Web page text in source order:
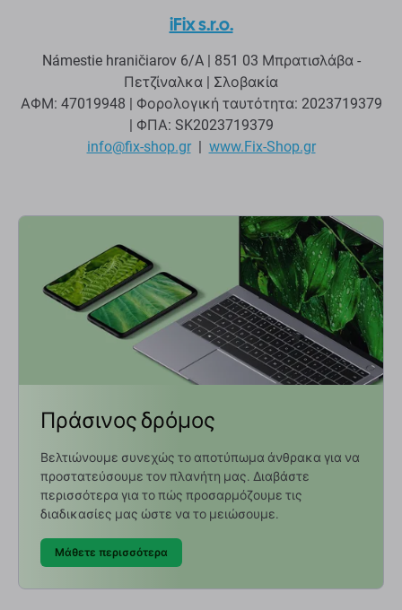
iFix s.r.o.
Námestie hraničiarov 6/A | 851 03 Μπρατισλάβα -
Πετζίναλκα | Σλοβακία
ΑΦΜ: 47019948 | Φορολογική ταυτότητα: 2023719379
| ΦΠΑ: SK2023719379
info@fix-shop.gr| www.Fix-Shop.gr
Πράσινος δρόμος
Βελτιώνουμε συνεχώς το αποτύπωμα άνθρακα για να
προστατεύσουμε τον πλανήτη μας. Διαβάστε
περισσότερα για το πώς προσαρμόζουμε τις
διαδικασίες μας ώστε να το μειώσουμε.
Μάθετε περισσότερα